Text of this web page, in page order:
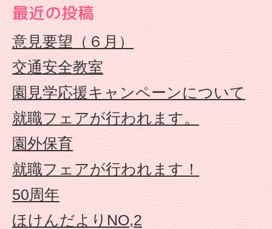
が
せ
保
園
|
最近の投稿
意見要望（６月）
交通安全教室
園見学応援キャンペーンについて
就職フェアが行われます。
園外保育
就職フェアが行われます！
50周年
ほけんだよりNO,2